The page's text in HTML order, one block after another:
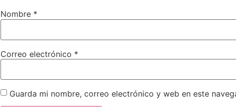
Nombre *
Correo electrónico *
Guarda mi nombre, correo electrónico y web en este